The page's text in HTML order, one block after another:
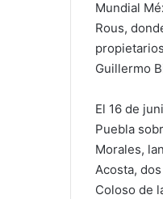
Mundial
Rous,
Guillermo
El 16 de
Puebla
Morales,
Acosta,
Coloso de